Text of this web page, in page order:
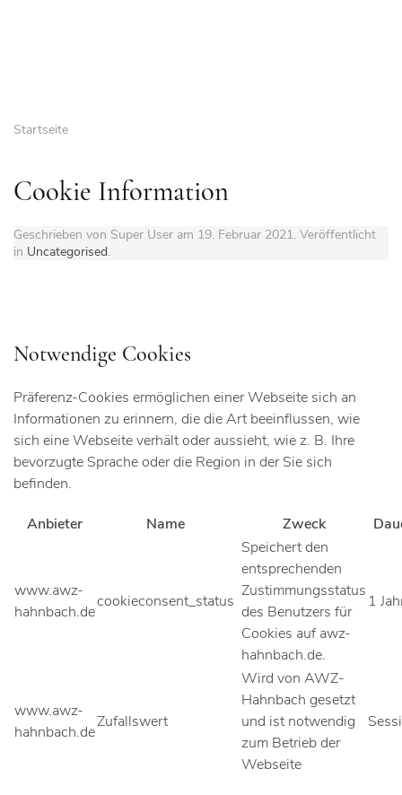
Startseite
Cookie Information
Geschrieben von Super User am 19. Februar 2021. Veröffentlicht
in Uncategorised.
Notwendige Cookies
Präferenz-Cookies ermöglichen einer Webseite sich an
Informationen zu erinnern, die die Art beeinflussen, wie
sich eine Webseite verhält oder aussieht, wie z. B. Ihre
bevorzugte Sprache oder die Region in der Sie sich
befinden.
Anbieter Name Zweck
www.awz-
hahnbach.de
cookieconsent_status
Speichert den
entsprechenden
Zustimmungsstatus
des Benutzers für
Cookies auf awz-
hahnbach.de.
1
www.awz-
hahnbach.de
Zufallswert
Wird von AWZ-
Hahnbach gesetzt
und ist notwendig
zum Betrieb der
Webseite